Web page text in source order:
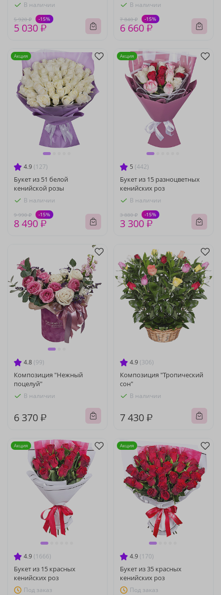
В наличии
5 920 ₽ -15%
5 030 ₽
В наличии
7 840 ₽ -15%
6 660 ₽
4.9 (127)
Букет из 51 белой
кенийской розы
В наличии
9 990 ₽ -15%
8 490 ₽
Акция
5 (442)
Букет из 15 разноцветных
кенийских роз
В наличии
3 880 ₽ -15%
3 300 ₽
Акция
4.8 (99)
Композиция "Нежный
поцелуй"
В наличии
6 370 ₽
4.9 (306)
Композиция "Тропический
сон"
В наличии
7 430 ₽
4.9 (1666)
Букет из 15 красных
кенийских роз
Под заказ
Акция
4.9 (170)
Букет из 35 красных
кенийских роз
Под заказ
Акция